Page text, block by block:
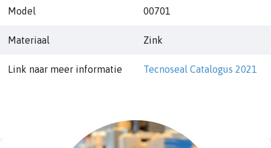
Model 00701
Materiaal Zink
Link naar meer informatie Tecnoseal Catalogus 2021